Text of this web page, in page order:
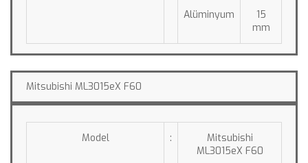
Alüminyum
15
mm
Mitsubishi ML3015eX F60
Model :
Mitsubishi
ML3015eX F60